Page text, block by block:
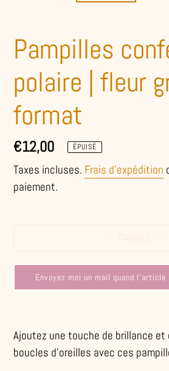
Pampilles
polaire | fleur
format
Prix
normal
€12,00 ÉPUISÉ
Taxes incluses. Frais d'expédition
paiement.
Envoyez moi un mail quand l'article
d'un
produit
Ajoutez une touche de brillance et
boucles d'oreilles avec ces